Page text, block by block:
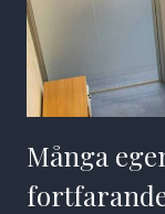
Många